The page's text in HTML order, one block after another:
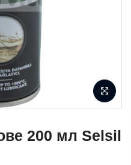
200 мл Selsil